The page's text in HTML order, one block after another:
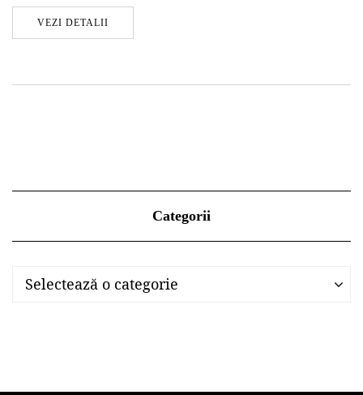
VEZI DETALII
Categorii
Categorii
Selectează o categorie
Categorii